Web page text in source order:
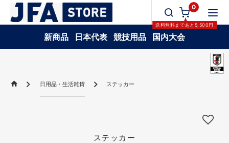
0
送料無料まであと 5,500円
新商品 日本代表 競技用品 国内大会
日用品・生活雑貨 ステッカー
ステッカー